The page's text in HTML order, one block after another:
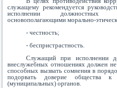
служащему рекомендуется
исполнении должностных
основополагающими морально-
- честность;
- беспристрастность.
Служащий при исполнении
внеслужебных отношениях должен не
способных вызвать сомнения в
подорвать доверие общества к
(муниципальных) органов.